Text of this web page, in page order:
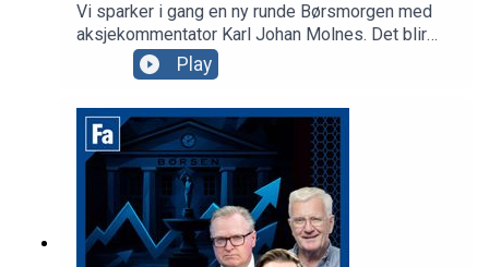
Vi sparker i gang en ny runde Børsmorgen med
aksjekommentator Karl Johan Molnes. Det blir
mer om resultatvarselet fra flyselskapet Norse,
utviklingen i Iran-krigen og Akers vei mot børs
med AI-datasenterselskapet Nscale. Clairon-
partner Anders Tuv er gjest i studio for å snakke
om samarbeidet deres med Euronext for å hjelpe
selskaper mot børs i Oslo eller Stockholm.
Play